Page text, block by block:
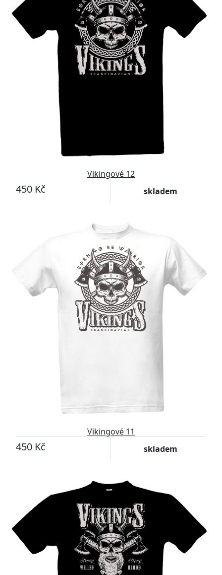
Vikingové 12
450 Kč skladem
Vikingové 11
450 Kč skladem